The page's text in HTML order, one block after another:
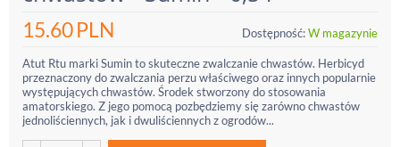
15.60PLN Dostępność:W magazynie
Atut Rtu marki Sumin to skuteczne zwalczanie chwastów. Herbicyd
przeznaczony do zwalczania perzu właściwego oraz innych popularnie
występujących chwastów. Środek stworzony do stosowania
amatorskiego. Z jego pomocą pozbędziemy się zarówno chwastów
jednoliściennych, jak i dwuliściennych z ogrodów...